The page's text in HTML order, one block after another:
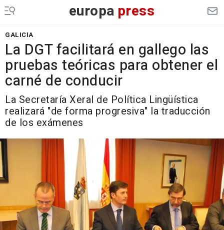
europa press
GALICIA
La DGT facilitará en gallego las
pruebas teóricas para obtener el
carné de conducir
La Secretaría Xeral de Política Lingüística
realizará "de forma progresiva" la traducción
de los exámenes